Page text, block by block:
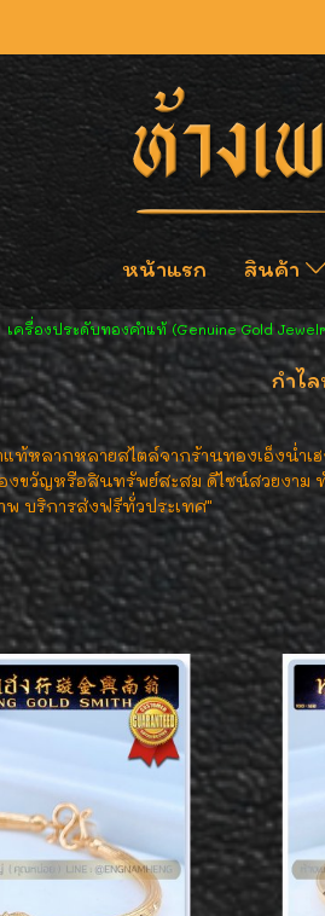
หน้าแรก สินค้า
เครื่องประดับทองคำแท้ (Genuine Gold
กำไ
ท้หลากหลายสไตล์จากร้านทองเอ็งน่ำเ
ขวัญหรือสินทรัพย์สะสม ดีไซน์สวยงาม
บริการส่งฟรีทั่วประเทศ"